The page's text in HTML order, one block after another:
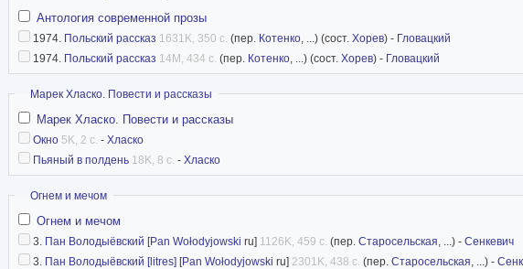
Антология современной прозы
1974. Польский рассказ 1631K, 350 с. (пер. Котенко, ...) (сост. Хорев) - Гловацкий
1974. Польский рассказ 14M, 434 с. (пер. Котенко, ...) (сост. Хорев) - Гловацкий
Скрыть
Марек Хласко. Повести и рассказы
Марек Хласко. Повести и рассказы
Окно 5K, 2 с. - Хласко
Пьяный в полдень 18K, 8 с. - Хласко
Скрыть
Огнем и мечом
Огнем и мечом
3. Пан Володыёвский [Pan Wołodyjowski ru] 1126K, 459 с. (пер. Старосельская, ...) - Сенкевич
3. Пан Володыёвский [litres] [Pan Wołodyjowski ru] 2301K, 438 с. (пер. Старосельская, ...) -